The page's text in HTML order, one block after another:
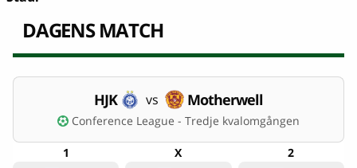
DAGENS MATCH
HJK vs Motherwell
Conference League - Tredje kvalomgången